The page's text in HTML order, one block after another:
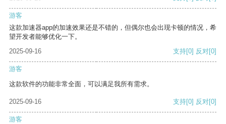
游客
这款加速器app的加速效果还是不错的，但偶尔也会出现卡顿的情况，希
望开发者能够优化一下。
2025-09-16
支持[0] 反对[0]
游客
这款软件的功能非常全面，可以满足我所有需求。
2025-09-16 支持[0] 反对[0]
游客